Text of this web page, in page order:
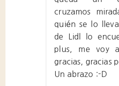
cruzamos
quién se lo
de Lidl lo
plus, me voy
gracias, gracias
Un abrazo :-D